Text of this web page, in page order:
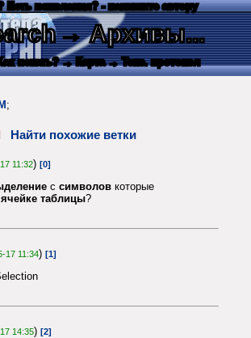
Есть пожелания? - напишите автору
→ Архивы...
искать? → Карта → Текс. протокол
;
Найти похожие ветки
11:32) [0]
с символов которые
ячейке таблицы?
17 11:34) [1]
14:35) [2]